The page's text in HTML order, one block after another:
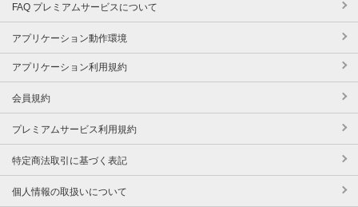
FAQ プレミアムサービスについて
アプリケーション動作環境
アプリケーション利用規約
会員規約
プレミアムサービス利用規約
特定商法取引に基づく表記
個人情報の取扱いについて